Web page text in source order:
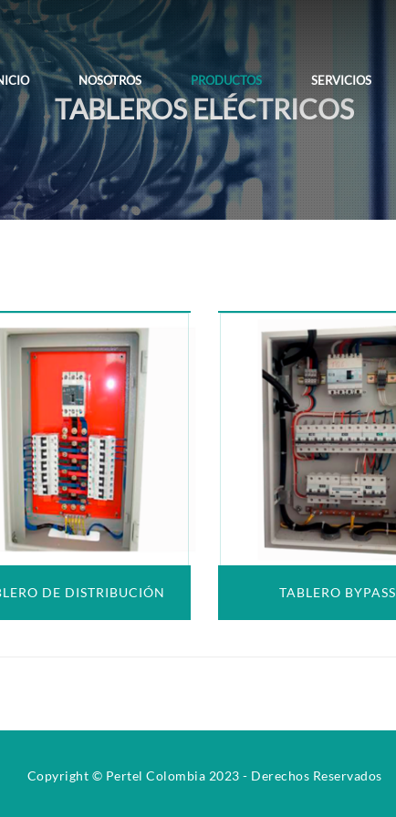
NOSOTROS PRODUCTOS SERVICIOS
TABLEROS ELÉCTRICOS
DE DISTRIBUCIÓN TABLERO BYPASS
Copyright © Pertel Colombia 2023 - Derechos Reservados